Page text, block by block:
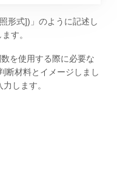
形式])」のように記述し
す。
を使用する際に必要な
断材料とイメージしまし
します。